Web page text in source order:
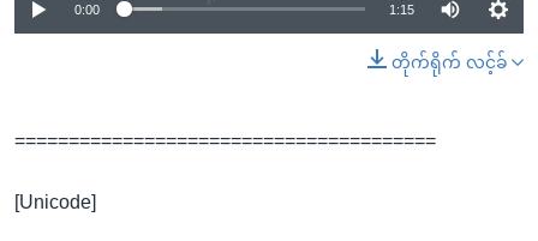
0:00 1:15
တိုက်ရိုက် လင့်ခ်
=======================================
[Unicode]